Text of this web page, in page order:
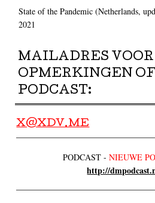
State of the Pandemic (Netherlands,
2021
MAILADRES VOOR
OPMERKINGEN
PODCAST:
X@XDV.ME
PODCAST -NIEUWE
http://